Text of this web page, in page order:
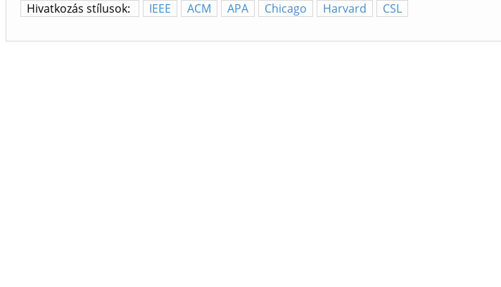
Hivatkozás stílusok:
IEEE ACM APA Chicago Harvard CSL